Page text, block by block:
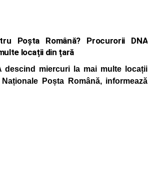
Poșta Română? Procurorii DNA
locații din țară
descind miercuri la mai multe locații
Poșta Română, informează